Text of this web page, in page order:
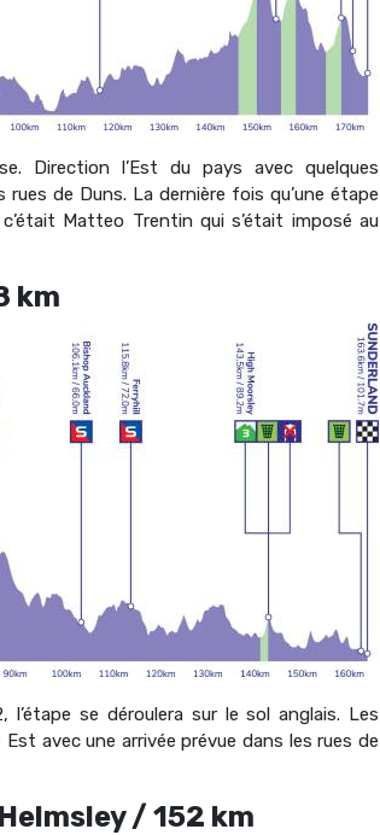
Direction l’Est du pays avec quelques
de Duns. La dernière fois qu’une étape
Matteo Trentin qui s’était imposé au
km
se déroulera sur le sol anglais. Les
avec une arrivée prévue dans les rues de
/ 152 km